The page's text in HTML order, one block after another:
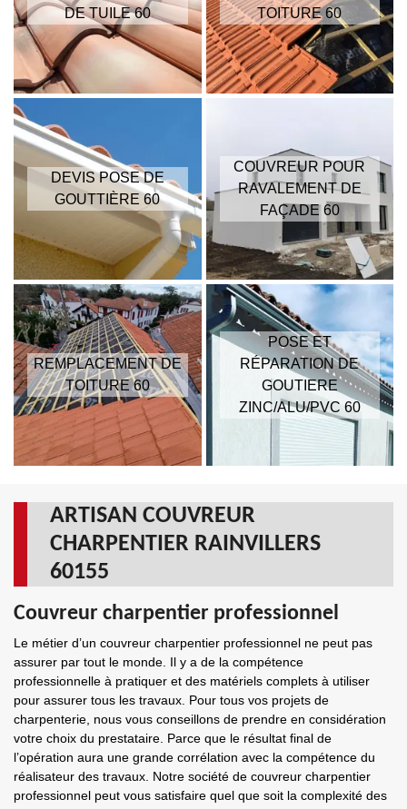
DE TUILE 60
TOITURE 60
DEVIS POSE DE
GOUTTIÈRE 60
COUVREUR POUR
RAVALEMENT DE
FAÇADE 60
REMPLACEMENT DE
TOITURE 60
POSE ET
RÉPARATION DE
GOUTIERE
ZINC/ALU/PVC 60
ARTISAN COUVREUR
CHARPENTIER RAINVILLERS
60155
Couvreur charpentier professionnel
Le métier d’un couvreur charpentier professionnel ne peut pas
assurer par tout le monde. Il y a de la compétence
professionnelle à pratiquer et des matériels complets à utiliser
pour assurer tous les travaux. Pour tous vos projets de
charpenterie, nous vous conseillons de prendre en considération
votre choix du prestataire. Parce que le résultat final de
l’opération aura une grande corrélation avec la compétence du
réalisateur des travaux. Notre société de couvreur charpentier
professionnel peut vous satisfaire quel que soit la complexité des